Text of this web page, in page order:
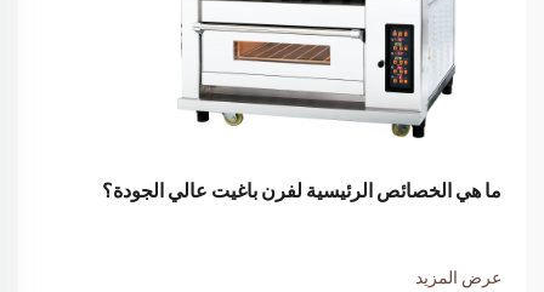
ما هي الخصائص الرئيسية لفرن باغيت عالي الجودة؟
عرض المزيد